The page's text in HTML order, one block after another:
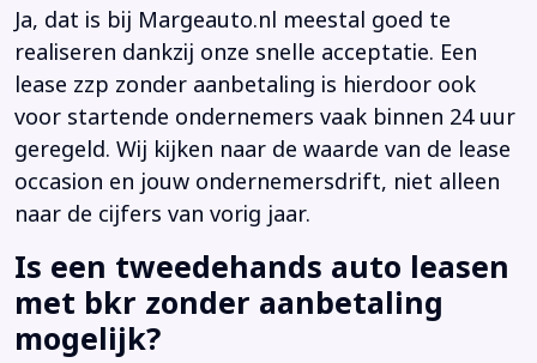
Ja, dat is bij Margeauto.nl meestal goed te
realiseren dankzij onze snelle acceptatie. Een
lease zzp zonder aanbetaling is hierdoor ook
voor startende ondernemers vaak binnen 24 uur
geregeld. Wij kijken naar de waarde van de lease
occasion en jouw ondernemersdrift, niet alleen
naar de cijfers van vorig jaar.
Is een tweedehands auto leasen
met bkr zonder aanbetaling
mogelijk?